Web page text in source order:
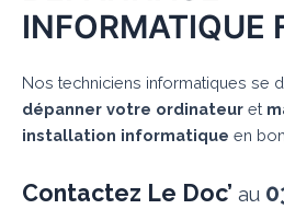
INFORMATIQUE
Nos techniciens informatiques se
dépanner votre ordinateur et
installation informatique en
Contactez Le Doc’ au